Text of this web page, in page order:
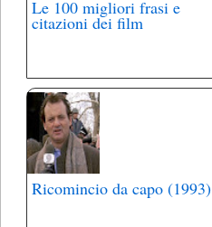
Le 100 migliori frasi e
citazioni dei film
Ricomincio da capo (1993)